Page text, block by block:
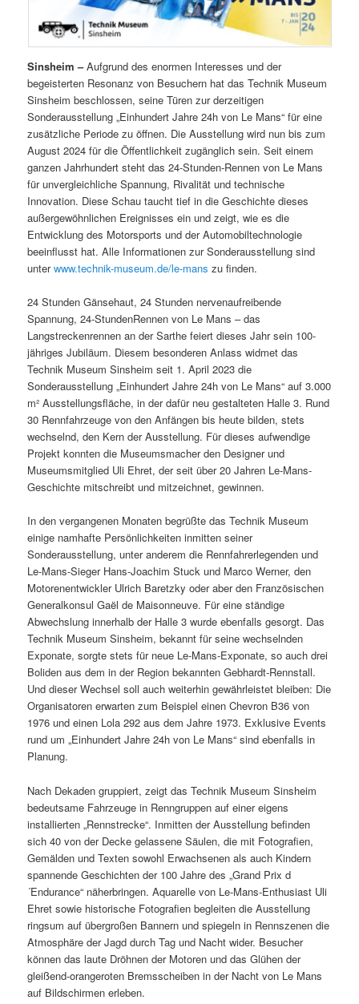
Sinsheim –Aufgrund des enormen Interesses und der
begeisterten Resonanz von Besuchern hat das Technik Museum
Sinsheim beschlossen, seine Türen zur derzeitigen
Sonderausstellung „Einhundert Jahre 24h von Le Mans“ für eine
zusätzliche Periode zu öffnen. Die Ausstellung wird nun bis zum
August 2024 für die Öffentlichkeit zugänglich sein. Seit einem
ganzen Jahrhundert steht das 24-Stunden-Rennen von Le Mans
für unvergleichliche Spannung, Rivalität und technische
Innovation. Diese Schau taucht tief in die Geschichte dieses
außergewöhnlichen Ereignisses ein und zeigt, wie es die
Entwicklung des Motorsports und der Automobiltechnologie
beeinflusst hat. Alle Informationen zur Sonderausstellung sind
unterwww.technik-museum.de/le-mans zu finden.
24 Stunden Gänsehaut, 24 Stunden nervenaufreibende
Spannung, 24-StundenRennen von Le Mans – das
Langstreckenrennen an der Sarthe feiert dieses Jahr sein 100-
jähriges Jubiläum. Diesem besonderen Anlass widmet das
Technik Museum Sinsheim seit 1. April 2023 die
Sonderausstellung „Einhundert Jahre 24h von Le Mans“ auf 3.000
m² Ausstellungsfläche, in der dafür neu gestalteten Halle 3. Rund
30 Rennfahrzeuge von den Anfängen bis heute bilden, stets
wechselnd, den Kern der Ausstellung. Für dieses aufwendige
Projekt konnten die Museumsmacher den Designer und
Museumsmitglied Uli Ehret, der seit über 20 Jahren Le-Mans-
Geschichte mitschreibt und mitzeichnet, gewinnen.
In den vergangenen Monaten begrüßte das Technik Museum
einige namhafte Persönlichkeiten inmitten seiner
Sonderausstellung, unter anderem die Rennfahrerlegenden und
Le-Mans-Sieger Hans-Joachim Stuck und Marco Werner, den
Motorenentwickler Ulrich Baretzky oder aber den Französischen
Generalkonsul Gaël de Maisonneuve. Für eine ständige
Abwechslung innerhalb der Halle 3 wurde ebenfalls gesorgt. Das
Technik Museum Sinsheim, bekannt für seine wechselnden
Exponate, sorgte stets für neue Le-Mans-Exponate, so auch drei
Boliden aus dem in der Region bekannten Gebhardt-Rennstall.
Und dieser Wechsel soll auch weiterhin gewährleistet bleiben: Die
Organisatoren erwarten zum Beispiel einen Chevron B36 von
1976 und einen Lola 292 aus dem Jahre 1973. Exklusive Events
rund um „Einhundert Jahre 24h von Le Mans“ sind ebenfalls in
Planung.
Nach Dekaden gruppiert, zeigt das Technik Museum Sinsheim
bedeutsame Fahrzeuge in Renngruppen auf einer eigens
installierten „Rennstrecke“. Inmitten der Ausstellung befinden
sich 40 von der Decke gelassene Säulen, die mit Fotografien,
Gemälden und Texten sowohl Erwachsenen als auch Kindern
spannende Geschichten der 100 Jahre des „Grand Prix d
´Endurance“ näherbringen. Aquarelle von Le-Mans-Enthusiast Uli
Ehret sowie historische Fotografien begleiten die Ausstellung
ringsum auf übergroßen Bannern und spiegeln in Rennszenen die
Atmosphäre der Jagd durch Tag und Nacht wider. Besucher
können das laute Dröhnen der Motoren und das Glühen der
gleißend-orangeroten Bremsscheiben in der Nacht von Le Mans
auf Bildschirmen erleben.